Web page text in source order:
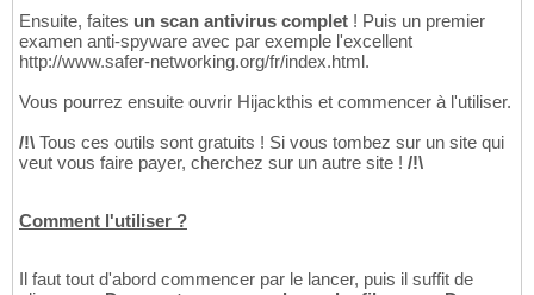
Ensuite, faites un scan antivirus complet ! Puis un premier
examen anti-spyware avec par exemple l'excellent
http://www.safer-networking.org/fr/index.html.
Vous pourrez ensuite ouvrir Hijackthis et commencer à l'utiliser.
/!\ Tous ces outils sont gratuits ! Si vous tombez sur un site qui
veut vous faire payer, cherchez sur un autre site ! /!\
Comment l'utiliser ?
Il faut tout d'abord commencer par le lancer, puis il suffit de